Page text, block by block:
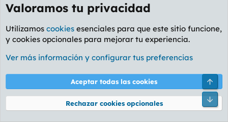
rapidamente antes de que las células de tu cerebro de
También deciros que hubo en USA una empresa que
cerraron o si quebró,pero yo creo que por ahí pueden ir los
congelados a sus familiares.
Perdón otra vez por el tocho.
Valoramos tu privacidad
Utilizamos cookies esenciales para que este sitio funcione,
y cookies opcionales para mejorar tu experiencia.
Ver más información y configurar tus preferencias
Aceptar todas las cookies
Rechazar cookies opcionales
Pie